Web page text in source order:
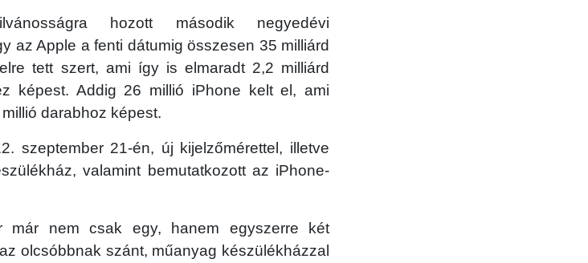
hozott második negyedévi
az Apple a fenti dátumig összesen 35 milliárd
tett szert, ami így is elmaradt 2,2 milliárd
képest. Addig 26 millió iPhone kelt el, ami
darabhoz képest.
szeptember 21-én, új kijelzőmérettel, illetve
valamint bemutatkozott az iPhone-
már nem csak egy, hanem egyszerre két
olcsóbbnak szánt, műanyag készülékházzal